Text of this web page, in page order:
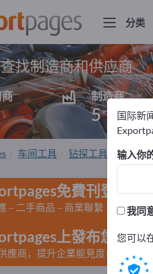
分类
找制造商和供应商
制造商
5
车间工具 钻探工具 丝锥
免費刊登廣告
– 二手商品 – 商業聯繫 >> 由此開
上發布您的公
應商，提升企業能見度>> 點此發
国际新
输入你
我同
您可以